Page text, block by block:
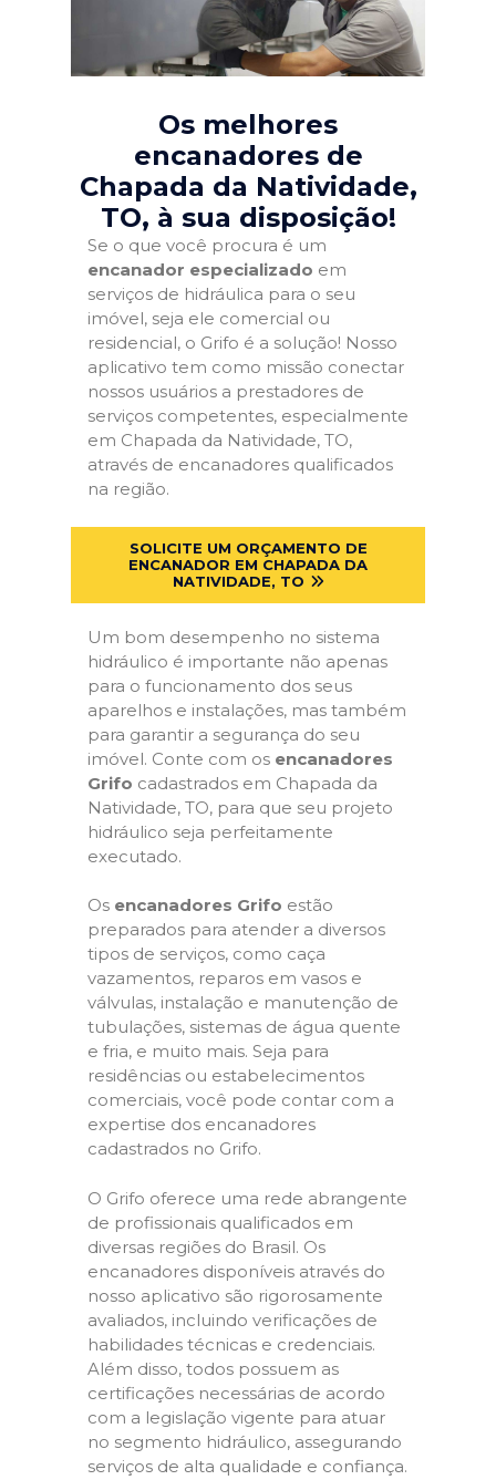
Os melhores
encanadores de
Chapada da Natividade,
TO, à sua disposição!
Se o que você procura é um
encanador especializado em
serviços de hidráulica para o seu
imóvel, seja ele comercial ou
residencial, o Grifo é a solução! Nosso
aplicativo tem como missão conectar
nossos usuários a prestadores de
serviços competentes, especialmente
em Chapada da Natividade, TO,
através de encanadores qualificados
na região.
SOLICITE UM ORÇAMENTO DE
ENCANADOR EM CHAPADA DA
NATIVIDADE, TO
Um bom desempenho no sistema
hidráulico é importante não apenas
para o funcionamento dos seus
aparelhos e instalações, mas também
para garantir a segurança do seu
imóvel. Conte com os encanadores
Grifo cadastrados em Chapada da
Natividade, TO, para que seu projeto
hidráulico seja perfeitamente
executado.
Os encanadores Grifo estão
preparados para atender a diversos
tipos de serviços, como caça
vazamentos, reparos em vasos e
válvulas, instalação e manutenção de
tubulações, sistemas de água quente
e fria, e muito mais. Seja para
residências ou estabelecimentos
comerciais, você pode contar com a
expertise dos encanadores
cadastrados no Grifo.
O Grifo oferece uma rede abrangente
de profissionais qualificados em
diversas regiões do Brasil. Os
encanadores disponíveis através do
nosso aplicativo são rigorosamente
avaliados, incluindo verificações de
habilidades técnicas e credenciais.
Além disso, todos possuem as
certificações necessárias de acordo
com a legislação vigente para atuar
no segmento hidráulico, assegurando
serviços de alta qualidade e confiança.